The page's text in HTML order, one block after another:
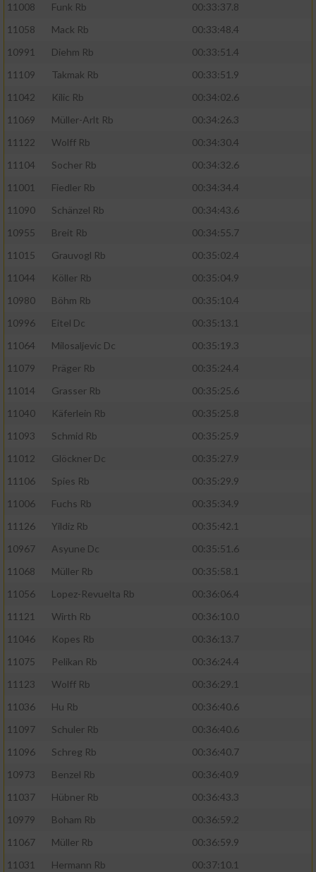
11008
Funk Rb
00:33:37.8
11058
Mack Rb
00:33:48.4
10991
Diehm Rb
00:33:51.4
11109
Takmak Rb
00:33:51.9
11042
Kilic Rb
00:34:02.6
11069
Müller-Arlt Rb
00:34:26.3
11122
Wolff Rb
00:34:30.4
11104
Socher Rb
00:34:32.6
11001
Fiedler Rb
00:34:34.4
11090
Schänzel Rb
00:34:43.6
10955
Breit Rb
00:34:55.7
11015
Grauvogl Rb
00:35:02.4
11044
Köller Rb
00:35:04.9
10980
Böhm Rb
00:35:10.4
10996
Eitel Dc
00:35:13.1
11064
Milosaljevic Dc
00:35:19.3
11079
Präger Rb
00:35:24.4
11014
Grasser Rb
00:35:25.6
11040
Käferlein Rb
00:35:25.8
11093
Schmid Rb
00:35:25.9
11012
Glöckner Dc
00:35:27.9
11106
Spies Rb
00:35:29.9
11006
Fuchs Rb
00:35:34.9
11126
Yildiz Rb
00:35:42.1
10967
Asyune Dc
00:35:51.6
11068
Müller Rb
00:35:58.1
11056
Lopez-Revuelta Rb
00:36:06.4
11121
Wirth Rb
00:36:10.0
11046
Kopes Rb
00:36:13.7
11075
Pelikan Rb
00:36:24.4
11123
Wolff Rb
00:36:29.1
11036
Hu Rb
00:36:40.6
11097
Schuler Rb
00:36:40.6
11096
Schreg Rb
00:36:40.7
10973
Benzel Rb
00:36:40.9
11037
Hübner Rb
00:36:43.3
10979
Boham Rb
00:36:59.2
11067
Müller Rb
00:36:59.9
11031
Hermann Rb
00:37:10.1